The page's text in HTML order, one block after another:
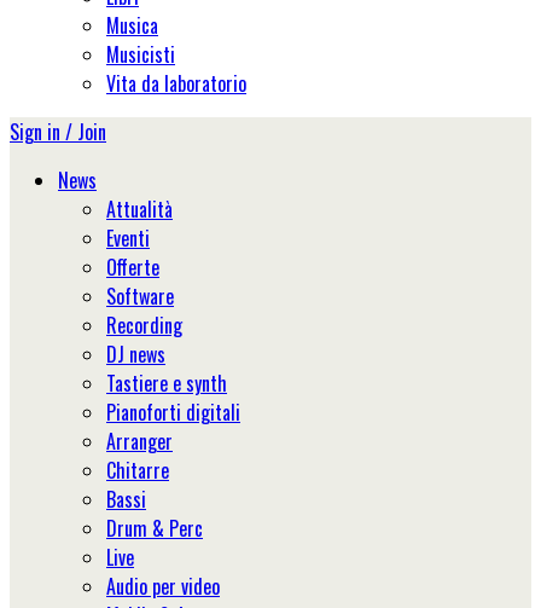
Musica
Musicisti
Vita da laboratorio
Sign in / Join
News
Attualità
Eventi
Offerte
Software
Recording
DJ news
Tastiere e synth
Pianoforti digitali
Arranger
Chitarre
Bassi
Drum & Perc
Live
Audio per video